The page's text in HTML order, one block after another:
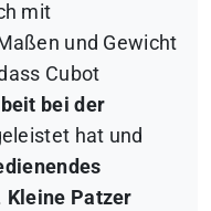
mit
und Gewicht
Cubot
bei der
hat und
Kleine Patzer